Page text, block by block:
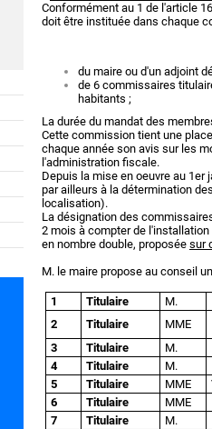
Conformément au 1 de l'article
doit être instituée dans chaque
du maire ou d'un adjoint
de 6 commissaires
habitants ;
La durée du mandat des
Cette commission tient une
chaque année son avis sur les
l'administration fiscale.
Depuis la mise en oeuvre au
par ailleurs à la détermination
localisation).
La désignation des
2 mois à compter de
en nombre double, proposée sur
M. le maire propose au conseil
1 Titulaire M.
2
Titulaire MME
3
Titulaire M.
4
Titulaire M.
5
Titulaire MME
6
Titulaire MME
7
Titulaire M.